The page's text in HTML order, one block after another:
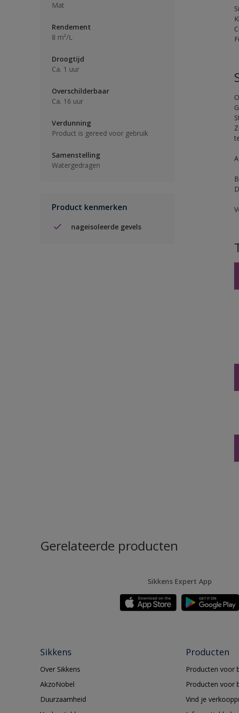
Mat
Rendement
8 m²/L
Droogtijd
Ca. 1 uur
Overschilderbaar
Ca. 16 uur
Verdunning
Product is gereed voor gebruik
Samenstelling
Watergedragen
Product kenmerken
nageisoleerde gevels
Gerelateerde producten
Sikkens Expert App
Sikkens
Over Sikkens
AkzoNobel
Duurzaamheid
Producten
Producten voor
Producten voor
Vind je